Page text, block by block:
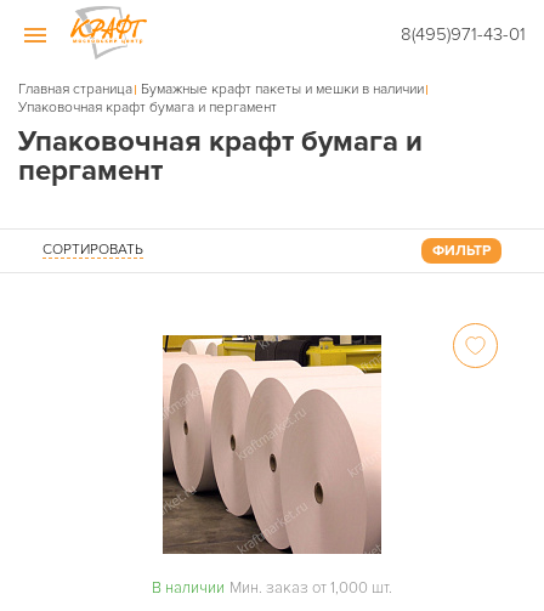
8(495)971-43-01
Главная страница Бумажные крафт пакеты и мешки в наличии
Упаковочная крафт бумага и пергамент
Упаковочная крафт бумага и
пергамент
СОРТИРОВАТЬ ФИЛЬТР
В наличии Мин. заказ от 1,000 шт.